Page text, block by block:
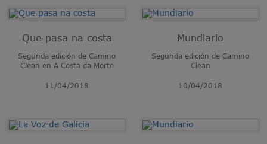
Que pasa na costa
Segunda edición de Camino
Clean en A Costa da Morte
11/04/2018
Mundiario
Segunda edición de Camino
Clean
10/04/2018